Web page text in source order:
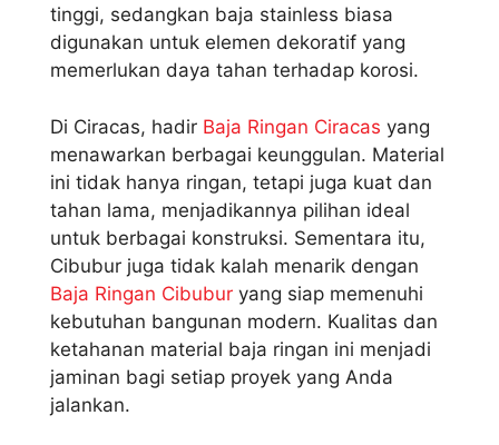
tinggi, sedangkan baja stainless biasa
digunakan untuk elemen dekoratif yang
memerlukan daya tahan terhadap korosi.
Di Ciracas, hadir Baja Ringan Ciracas yang
menawarkan berbagai keunggulan. Material
ini tidak hanya ringan, tetapi juga kuat dan
tahan lama, menjadikannya pilihan ideal
untuk berbagai konstruksi. Sementara itu,
Cibubur juga tidak kalah menarik dengan
Baja Ringan Cibubur yang siap memenuhi
kebutuhan bangunan modern. Kualitas dan
ketahanan material baja ringan ini menjadi
jaminan bagi setiap proyek yang Anda
jalankan.